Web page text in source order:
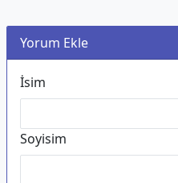
Yorum Ekle
İsim
Soyisim